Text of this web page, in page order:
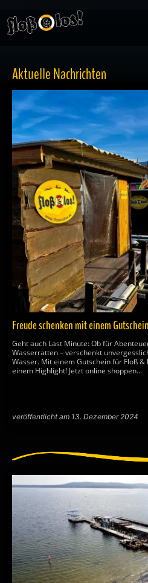
Inhalt
springen
Aktuelle Nachrichten
Freude schenken mit einem
Geht auch Last Minute: Ob für
Wasserratten – verschenkt
Wasser. Mit einem Gutschein für Floß
einem Highlight! Jetzt online shoppen...
veröffentlicht am 13. Dezember 2024
Page
PagePagePagePagePage
PagePage